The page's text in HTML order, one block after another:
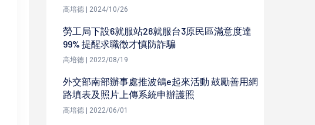
高培德 | 2024/10/26
勞工局下設6就服站28就服台3原民區滿意度達
99% 提醒求職徵才慎防詐騙
高培德 | 2022/08/19
外交部南部辦事處推波鴿e起來活動 鼓勵善用網
路填表及照片上傳系統申辦護照
高培德 | 2022/06/01